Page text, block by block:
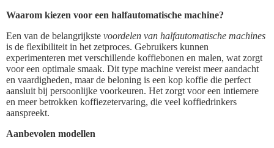
Waarom kiezen voor een halfautomatische machine?
Een van de belangrijkste voordelen van halfautomatische machines
is de flexibiliteit in het zetproces. Gebruikers kunnen
experimenteren met verschillende koffiebonen en malen, wat zorgt
voor een optimale smaak. Dit type machine vereist meer aandacht
en vaardigheden, maar de beloning is een kop koffie die perfect
aansluit bij persoonlijke voorkeuren. Het zorgt voor een intiemere
en meer betrokken koffiezetervaring, die veel koffiedrinkers
aanspreekt.
Aanbevolen modellen